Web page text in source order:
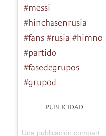
#messi
#hinchasenrusia
#fans #rusia #himno
#partido
#fasedegrupos
#grupod
PUBLICIDAD
Una publicación compartida de